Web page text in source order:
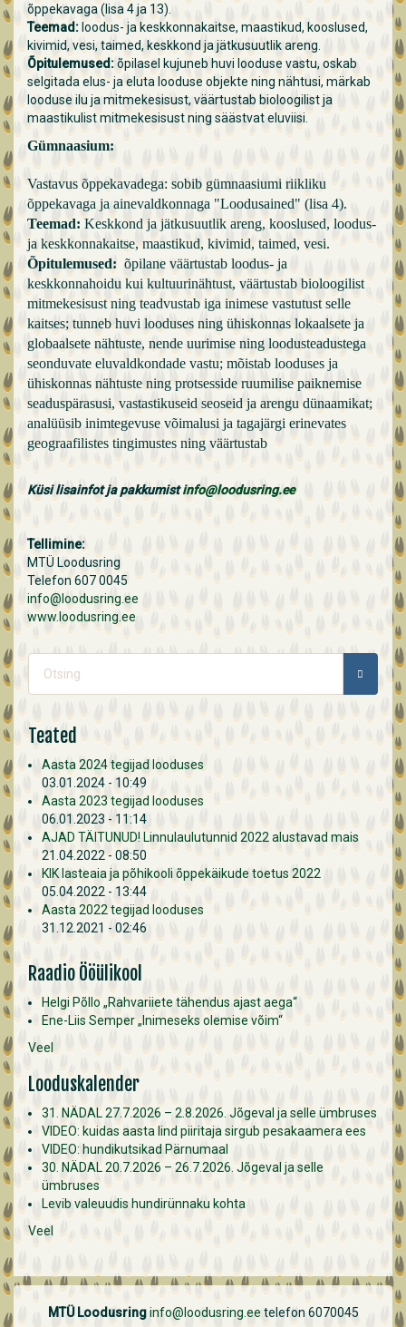
õppekavaga (lisa 4 ja 13).
Teemad: loodus- ja keskkonnakaitse, maastikud, kooslused,
kivimid, vesi, taimed, keskkond ja jätkusuutlik areng.
Õpitulemused:õpilasel kujuneb huvi looduse vastu, oskab
selgitada elus- ja eluta looduse objekte ning nähtusi, märkab
looduse ilu ja mitmekesisust, väärtustab bioloogilist ja
maastikulist mitmekesisust ning säästvat eluviisi.
Gümnaasium:
Vastavus õppekavadega: sobib gümnaasiumi riikliku
õppekavaga ja ainevaldkonnaga "Loodusained" (lisa 4).
Teemad: Keskkond ja jätkusuutlik areng, kooslused, loodus-
ja keskkonnakaitse, maastikud, kivimid, taimed, vesi.
Õpitulemused: õpilane väärtustab loodus- ja
keskkonnahoidu kui kultuurinähtust, väärtustab bioloogilist
mitmekesisust ning teadvustab iga inimese vastutust selle
kaitses; tunneb huvi looduses ning ühiskonnas lokaalsete ja
globaalsete nähtuste, nende uurimise ning loodusteadustega
seonduvate eluvaldkondade vastu; mõistab looduses ja
ühiskonnas nähtuste ning protsesside ruumilise paiknemise
seaduspärasusi, vastastikuseid seoseid ja arengu dünaamikat;
analüüsib inimtegevuse võimalusi ja tagajärgi erinevates
geograafilistes tingimustes ning väärtustab
Küsi lisainfot ja pakkumistinfo@loodusring.ee
Tellimine:
MTÜ Loodusring
Telefon 607 0045
info@loodusring.ee
www.loodusring.ee
Otsinguvorm
Teated
Aasta 2024 tegijad looduses
03.01.2024 - 10:49
Aasta 2023 tegijad looduses
06.01.2023 - 11:14
AJAD TÄITUNUD! Linnulaulutunnid 2022 alustavad mais
21.04.2022 - 08:50
KIK lasteaia ja põhikooli õppekäikude toetus 2022
05.04.2022 - 13:44
Aasta 2022 tegijad looduses
31.12.2021 - 02:46
Raadio Ööülikool
Helgi Põllo „Rahvariiete tähendus ajast aega“
Ene-Liis Semper „Inimeseks olemise võim“
Veel
Looduskalender
31. NÄDAL 27.7.2026 – 2.8.2026. Jõgeval ja selle ümbruses
VIDEO: kuidas aasta lind piiritaja sirgub pesakaamera ees
VIDEO: hundikutsikad Pärnumaal
30. NÄDAL 20.7.2026 – 26.7.2026. Jõgeval ja selle
ümbruses
Levib valeuudis hundirünnaku kohta
Veel
MTÜ Loodusring info@loodusring.ee telefon 6070045